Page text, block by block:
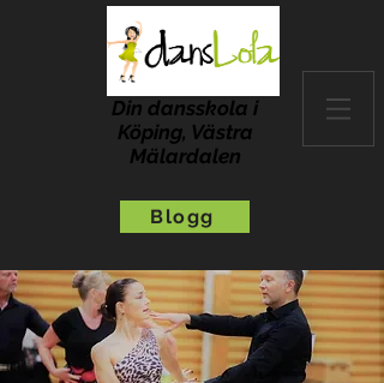
Din dansskola i
Köping, Västra
Mälardalen
Blogg